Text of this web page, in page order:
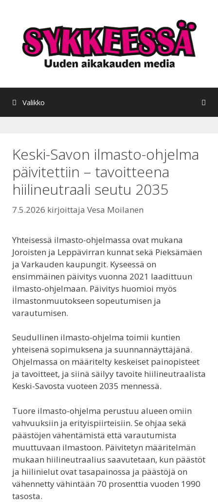
Valikko
Keski-Savon ilmasto-ohjelma
päivitettiin – tavoitteena
hiilineutraali seutu 2035
7.5.2026 kirjoittaja Vesa Moilanen
Yhteisessä ilmasto-ohjelmassa ovat mukana
Joroisten ja Leppävirran kunnat sekä Pieksämäen
ja Varkauden kaupungit. Kyseessä on
ensimmäinen päivitys vuonna 2021 laadittuun
ilmasto-ohjelmaan. Päivitys huomioi myös
ilmastonmuutokseen sopeutumisen ja
varautumisen.
Seudullinen ilmasto-ohjelma toimii kuntien
yhteisenä sopimuksena ja suunnannäyttäjänä.
Ohjelmassa on määritelty keskeiset painopisteet
ja tavoitteet, ja siinä säilyy tavoite hiilineutraalista
Keski-Savosta vuoteen 2035 mennessä.
Tuore ilmasto-ohjelma perustuu alueen omiin
vahvuuksiin ja erityispiirteisiin. Se ohjaa sekä
päästöjen vähentämistä että varautumista
muuttuvaan ilmastoon. Päivitetyn määritelmän
mukaan hiilineutraalius saavutetaan, kun päästöt
ja hiilinielut ovat tasapainossa ja päästöjä on
vähennetty vähintään 70 prosenttia vuoden 1990
tasosta.